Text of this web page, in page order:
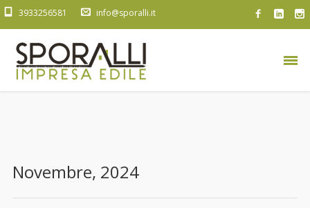
3933256581 info@sporalli.it
Novembre, 2024